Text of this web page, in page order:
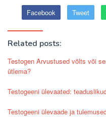
Facebook Tweet
Related posts:
Testogen Arvustused võlts või
ütlema?
Testogeeni ülevaated:
Testogeeni ülevaade ja